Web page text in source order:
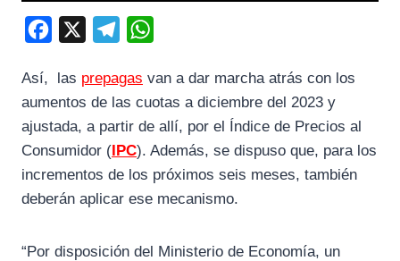
c
e
b
l
e
g
a
t
s
Así, las prepagas van a dar marcha atrás con los
aumentos de las cuotas a diciembre del 2023 y
ajustada, a partir de allí, por el Índice de Precios al
Consumidor (IPC). Además, se dispuso que, para los
incrementos de los próximos seis meses, también
deberán aplicar ese mecanismo.
“Por disposición del Ministerio de Economía, un